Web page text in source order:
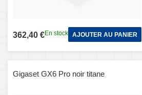
362,40 €En stock AJOUTER AU PANIER
Gigaset GX6 Pro noir titane